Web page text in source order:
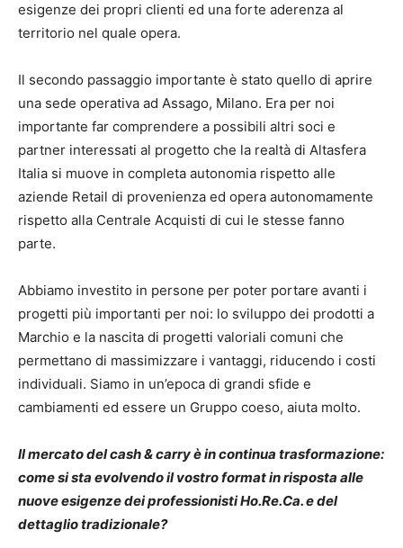
esigenze dei propri clienti ed una forte aderenza al
territorio nel quale opera.
Il secondo passaggio importante è stato quello di aprire
una sede operativa ad Assago, Milano. Era per noi
importante far comprendere a possibili altri soci e
partner interessati al progetto che la realtà di Altasfera
Italia si muove in completa autonomia rispetto alle
aziende Retail di provenienza ed opera autonomamente
rispetto alla Centrale Acquisti di cui le stesse fanno
parte.
Abbiamo investito in persone per poter portare avanti i
progetti più importanti per noi: lo sviluppo dei prodotti a
Marchio e la nascita di progetti valoriali comuni che
permettano di massimizzare i vantaggi, riducendo i costi
individuali. Siamo in un’epoca di grandi sfide e
cambiamenti ed essere un Gruppo coeso, aiuta molto.
Il mercato del cash & carry è in continua trasformazione:
come si sta evolvendo il vostro format in risposta alle
nuove esigenze dei professionisti Ho.Re.Ca. e del
dettaglio tradizionale?